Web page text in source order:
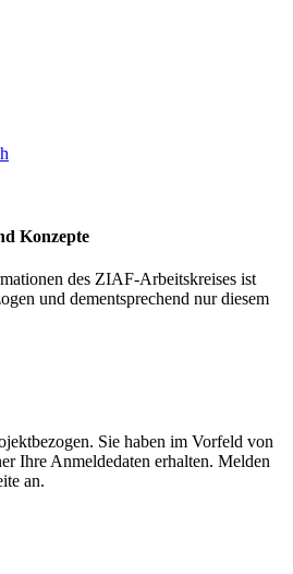
Konzepte
des ZIAF-Arbeitskreises ist
und dementsprechend nur diesem
Sie haben im Vorfeld von
Ihre Anmeldedaten erhalten. Melden
an.